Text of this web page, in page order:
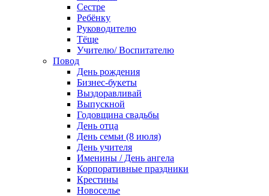
Сестре
Ребёнку
Руководителю
Тёще
Учителю/ Воспитателю
Повод
День рождения
Бизнес-букеты
Выздоравливай
Выпускной
Годовщина свадьбы
День отца
День семьи (8 июля)
День учителя
Именины / День ангела
Корпоративные праздники
Крестины
Новоселье